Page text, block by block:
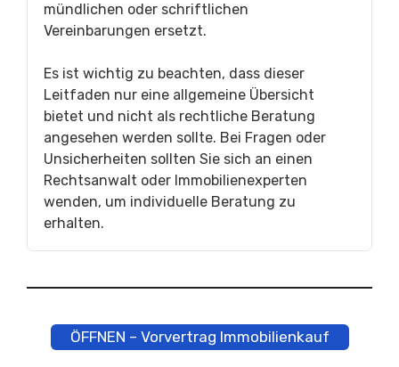
mündlichen oder schriftlichen
Vereinbarungen ersetzt.
Es ist wichtig zu beachten, dass dieser
Leitfaden nur eine allgemeine Übersicht
bietet und nicht als rechtliche Beratung
angesehen werden sollte. Bei Fragen oder
Unsicherheiten sollten Sie sich an einen
Rechtsanwalt oder Immobilienexperten
wenden, um individuelle Beratung zu
erhalten.
ÖFFNEN – Vorvertrag Immobilienkauf